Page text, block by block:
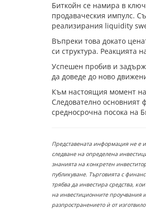
Биткойн се намира в
продаваческия импулс.
реализирания liquidity
Въпреки това докато
си структура. Реакцията
Успешен пробив и
да доведе до ново
Към настоящия момент
Следователно основният
средносрочна посока на
Представената информация не е
следване на определена
знанията на конкретен
публикуване. Търговията с
трябва да инвестира средства,
на инвестиционните проучвания
разпространението ѝ от